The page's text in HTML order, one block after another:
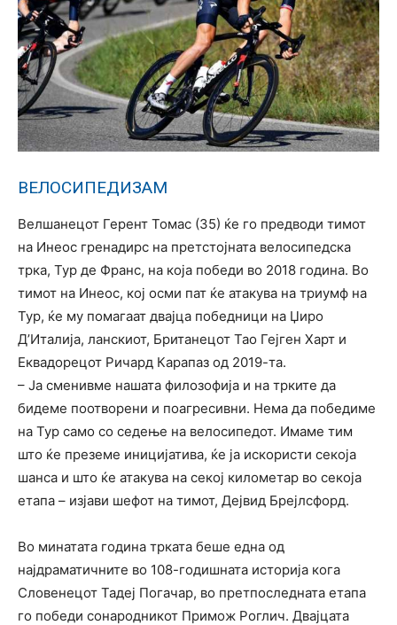
ВЕЛОСИПЕДИЗАМ
Велшанецот Герент Томас (35) ќе го предводи тимот
на Инеос гренадирс на претстојната велосипедска
трка, Тур де Франс, на која победи во 2018 година. Во
тимот на Инеос, кој осми пат ќе атакува на триумф на
Тур, ќе му помагаат двајца победници на Џиро
Д’Италија, ланскиот, Британецот Тао Гејген Харт и
Еквадорецот Ричард Карапаз од 2019-та.
– Ја сменивме нашата филозофија и на трките да
бидеме поотворени и поагресивни. Нема да победиме
на Тур само со седење на велосипедот. Имаме тим
што ќе преземе иницијатива, ќе ја искористи секоја
шанса и што ќе атакува на секој километар во секоја
етапа – изјави шефот на тимот, Дејвид Брејлсфорд.
Во минатата година трката беше една од
најдраматичните во 108-годишната историја кога
Словенецот Тадеј Погачар, во претпоследната етапа
го победи сонародникот Примож Роглич. Двајцата